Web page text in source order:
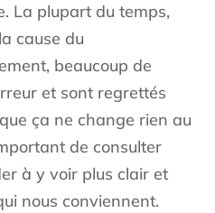
La plupart du temps,
cause du
beaucoup de
et sont regrettés
ça ne change rien au
de consulter
à y voir plus clair et
nous conviennent.